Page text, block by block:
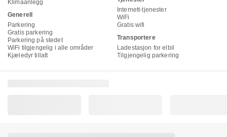
Klimaanlegg
Generell
Parkering
Gratis parkering
Parkering på stedet
WiFi tilgjengelig i alle områder
Kjæledyr tillatt
Internett-tjenester
WiFi
Gratis wifi
Transportere
Ladestasjon for elbil
Tilgjengelig parkering